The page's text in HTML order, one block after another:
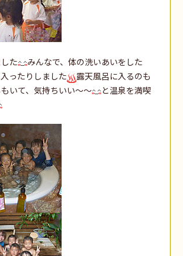
た
みんなで、体の洗いあいをした
ったりしました
露天風呂に入るのも
いて、気持ちいい～～
と温泉を満喫